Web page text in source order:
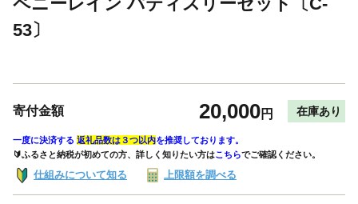
53〕
寄付金額 20,000円 在庫あり
一度に決済する 返礼品数は３つ以内を推奨しております。
🔰ふるさと納税が初めての方、詳しく知りたい方はこちらでご確認ください。
仕組みについて知る 上限額を調べる